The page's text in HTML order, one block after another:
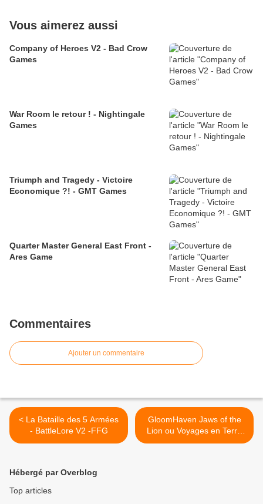
Vous aimerez aussi
Company of Heroes V2 - Bad Crow
Games
War Room le retour ! - Nightingale
Games
Triumph and Tragedy - Victoire
Economique ?! - GMT Games
Quarter Master General East Front -
Ares Game
Commentaires
Ajouter un commentaire
< La Bataille des 5 Armées
- BattleLore V2 -FFG
GloomHaven Jaws of the
Lion ou Voyages en Terre
du Milieu ? Cephalofair
Hébergé par Overblog
Top articles